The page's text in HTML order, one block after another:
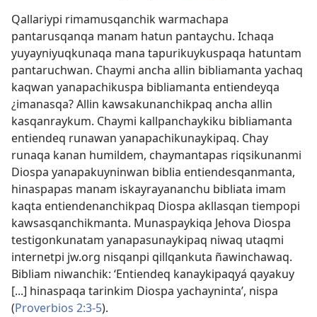
Qallariypi rimamusqanchik warmachapa
pantarusqanqa manam hatun pantaychu. Ichaqa
yuyayniyuqkunaqa mana tapurikuykuspaqa hatuntam
pantaruchwan. Chaymi ancha allin bibliamanta yachaq
kaqwan yanapachikuspa bibliamanta entiendeyqa
¿imanasqa? Allin kawsakunanchikpaq ancha allin
kasqanraykum. Chaymi kallpanchaykiku bibliamanta
entiendeq runawan yanapachikunaykipaq. Chay
runaqa kanan humildem, chaymantapas riqsikunanmi
Diospa yanapakuyninwan biblia entiendesqanmanta,
hinaspapas manam iskayrayananchu bibliata imam
kaqta entiendenanchikpaq Diospa akllasqan tiempopi
kawsasqanchikmanta. Munaspaykiqa Jehova Diospa
testigonkunatam yanapasunaykipaq niwaq utaqmi
internetpi jw.org nisqanpi qillqankuta ñawinchawaq.
Bibliam niwanchik: ‘Entiendeq kanaykipaqyá qayakuy
[...] hinaspaqa tarinkim Diospa yachayninta’, nispa
(Proverbios 2:3-5).